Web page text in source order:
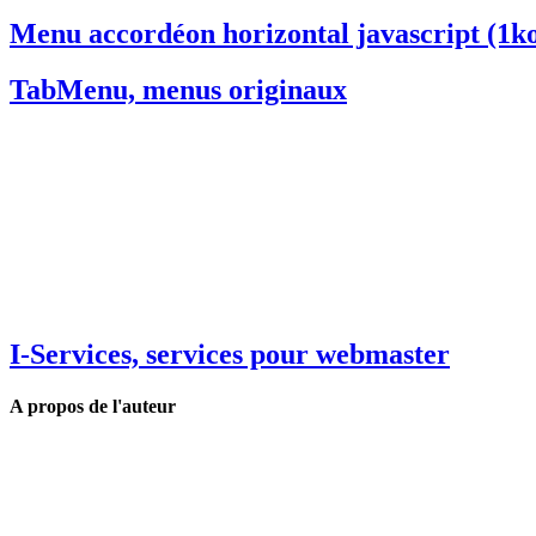
Menu accordéon horizontal javascript
TabMenu, menus originaux
I-Services, services pour webmaster
A propos de l'auteur